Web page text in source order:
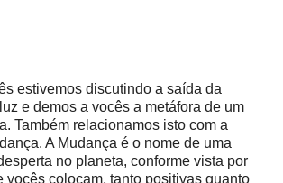
estivemos discutindo a saída da
e demos a vocês a metáfora de um
Também relacionamos isto com a
A Mudança é o nome de uma
no planeta, conforme vista por
vocês colocam, tanto positivas quanto